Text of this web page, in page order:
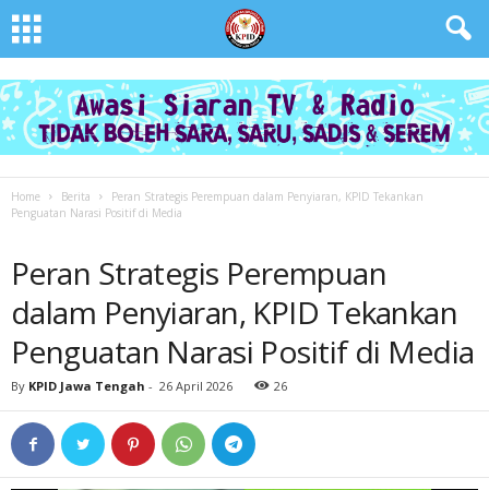
Home Berita
Peran Strategis Perempuan dalam Penyiaran, KPID Tekankan
Penguatan Narasi Positif di Media
Peran Strategis Perempuan
dalam Penyiaran, KPID Tekankan
Penguatan Narasi Positif di Media
By KPID Jawa Tengah - 26 April 2026 26